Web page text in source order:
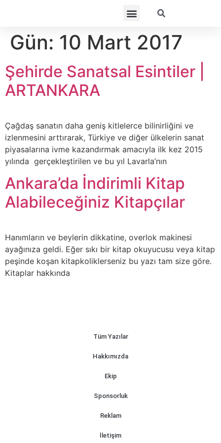
Gün: 10 Mart 2017
Şehirde Sanatsal Esintiler |
ARTANKARA
Çağdaş sanatın daha geniş kitlelerce bilinirliğini ve
izlenmesini arttırarak, Türkiye ve diğer ülkelerin sanat
piyasalarına ivme kazandırmak amacıyla ilk kez 2015
yılında gerçekleştirilen ve bu yıl Lavarla’nın
Ankara’da İndirimli Kitap
Alabileceğiniz Kitapçılar
Hanımların ve beylerin dikkatine, overlok makinesi
ayağınıza geldi. Eğer sıkı bir kitap okuyucusu veya kitap
peşinde koşan kitapkoliklerseniz bu yazı tam size göre.
Kitaplar hakkında
Tüm Yazılar
Hakkımızda
Ekip
Sponsorluk
Reklam
İletişim